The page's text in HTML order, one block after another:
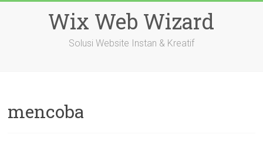
Wix Web Wizard
Solusi Website Instan & Kreatif
mencoba